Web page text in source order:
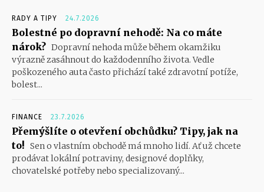
RADY A TIPY 24.7.2026
Bolestné po dopravní nehodě: Na co máte
nárok? Dopravní nehoda může během okamžiku
výrazně zasáhnout do každodenního života. Vedle
poškozeného auta často přichází také zdravotní potíže,
bolest...
FINANCE 23.7.2026
Přemýšlíte o otevření obchůdku? Tipy, jak na
to! Sen o vlastním obchodě má mnoho lidí. Ať už chcete
prodávat lokální potraviny, designové doplňky,
chovatelské potřeby nebo specializovaný...